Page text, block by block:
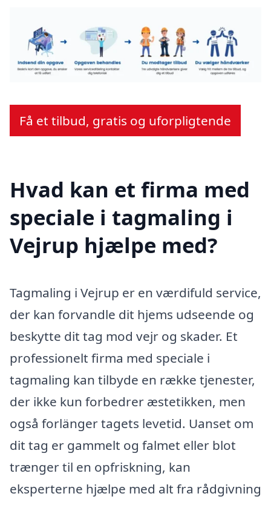
Få et tilbud, gratis og uforpligtende
Hvad kan et firma med
speciale i tagmaling i
Vejrup hjælpe med?
Tagmaling i Vejrup er en værdifuld service,
der kan forvandle dit hjems udseende og
beskytte dit tag mod vejr og skader. Et
professionelt firma med speciale i
tagmaling kan tilbyde en række tjenester,
der ikke kun forbedrer æstetikken, men
også forlänger tagets levetid. Uanset om
dit tag er gammelt og falmet eller blot
trænger til en opfriskning, kan
eksperterne hjælpe med alt fra rådgivning